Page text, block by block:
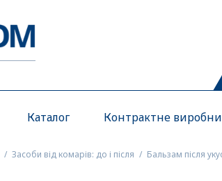
Каталог Контрактне
Засоби від комарів: до і після Бальзам після